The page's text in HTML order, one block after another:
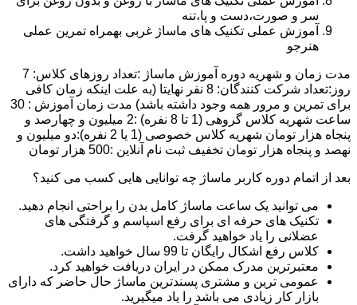
سر و صورت،دست و پا،تنه
آموزش عملی تکنیک های ماساژ غربی بهمراه تمرین عملی
هنرجو
مدت زمان و شهریه دوره آموزش ماساژ :تعداد روزهای کلاس: 7
روز:تعداد شرکت کنندگان: 8 نفر نهایتا (به علت اینکه زمان کافی
برای تمرین و مرور همه وجود داشته باشد) مدت زمان آموزش : 30
ساعت شهریه کلاس گروهی (1 تا 8 نفره) :2 میلیون و چهارصد و
پنجاه هزار تومان شهریه کلاس خصوصی (1 یا 2 نفره):دو میلیون و
نهصد و پنجاه هزار تومان تخفیف ثبت نام آنلاین :500 هزار تومان
بعد از اتمام دوره کاربر ماساژ چه توانایی هایی کسب می کنید؟
می توانید یک ساعت ماساژ کامل بدن را براحتی انجام دهید.
تکنیک های حرفه ای برای رفع اسپاسم و گرفتگی های
عضلانی را یاد خواهید گرفت.
کلاس رفع اشکال رایگان تا 99 سال خواهید داشت.
معتبرترین مدرک ممکن در ایران دریافت خواهید کرد.
عمومی ترین و مشتری پسندترین ماساژ حال حاضر که دارای
بازار کار زیادی می باشد را یاد میگیرید.